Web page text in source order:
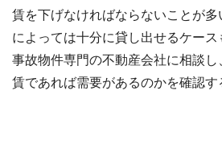
賃を下げなければならないことが
によっては十分に貸し出せるケース
事故物件専門の不動産会社に相談
賃であれば需要があるのかを確認す